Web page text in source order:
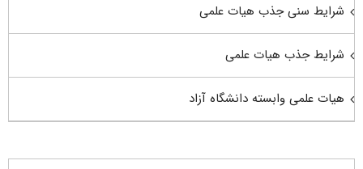
شرایط سنی جذب هیات علمی
شرایط جذب هیات علمی
هیات علمی وابسته دانشگاه آزاد